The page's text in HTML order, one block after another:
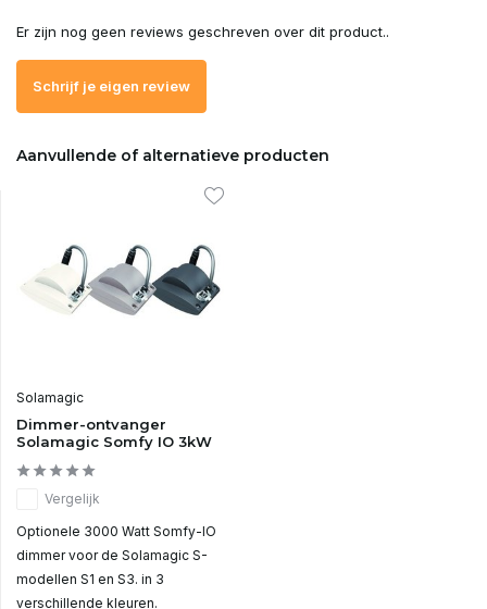
Er zijn nog geen reviews geschreven over dit product..
Schrijf je eigen review
Aanvullende of alternatieve producten
Solamagic
Dimmer-ontvanger
Solamagic Somfy IO 3kW
Vergelijk
Optionele 3000 Watt Somfy-IO
dimmer voor de Solamagic S-
modellen S1 en S3. in 3
verschillende kleuren.